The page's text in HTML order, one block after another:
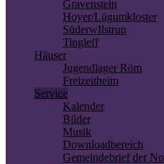
Gravenstein
Hoyer/Lügumkloster
SüderwIlstrup
Tingleff
Häuser
Jugendlager Röm
Freizeitheim
Service
Kalender
Bilder
Musik
Downloadbereich
Gemeindebrief der